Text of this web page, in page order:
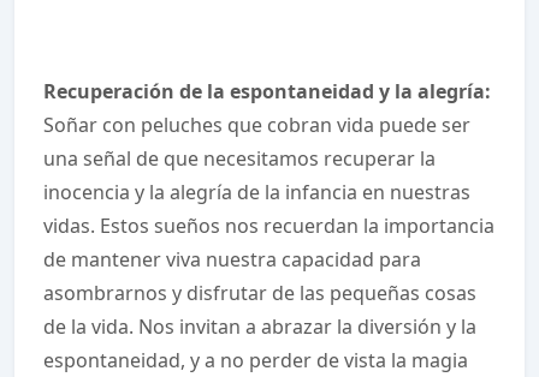
Recuperación de la espontaneidad y la alegría:
Soñar con peluches que cobran vida puede ser
una señal de que necesitamos recuperar la
inocencia y la alegría de la infancia en nuestras
vidas. Estos sueños nos recuerdan la importancia
de mantener viva nuestra capacidad para
asombrarnos y disfrutar de las pequeñas cosas
de la vida. Nos invitan a abrazar la diversión y la
espontaneidad, y a no perder de vista la magia